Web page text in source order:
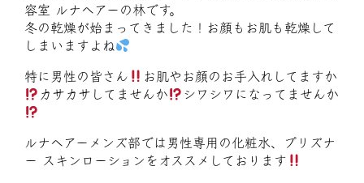
容室 ルナヘアーの林です。
冬の乾燥が始まってきました！お顔もお肌も乾燥して
しまいますよね
特に男性の皆さん
お肌やお顔のお手入れしてますか
カサカサしてませんか
シワシワになってませんか
ルナヘアーメンズ部では男性専用の化粧水、プリズナ
ー スキンローションをオススメしております